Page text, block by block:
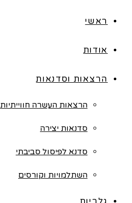
ראשי
אודות
הרצאות וסדנאות
הרצאות העשרה חווייתיות
סדנאות יצירה
סדנא לפיסול סביבתי
השתלמויות וקורסים